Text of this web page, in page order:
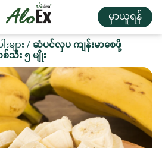
မှာယူရန်
များ/ ဆံပင်လှပ ကျန်းမာစေဖို့
သီး ၅ မျိုး